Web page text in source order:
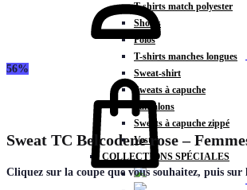
T-shirts match polyester
Shorts
Polos
T-shirts manches longues
Sweat-shirt
Sweats à capuche
Pantalons
Sweats à capuche zippé
Vestes
COLLECTIONS SPÉCIALES
56%
Sweat TC Belcodene rose –
Cliquez sur la coupe que vous souhaitez, puis